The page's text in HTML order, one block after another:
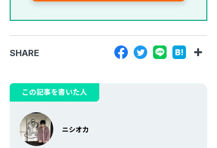
SHARE
この記事を書いた人
ニシオカ